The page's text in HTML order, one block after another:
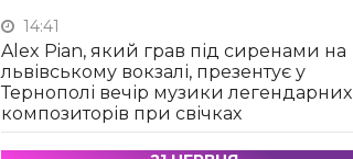
14:41
Alex Pian, який грав під сиренами на
львівському вокзалі, презентує у
Тернополі вечір музики легендарних
композиторів при свічках